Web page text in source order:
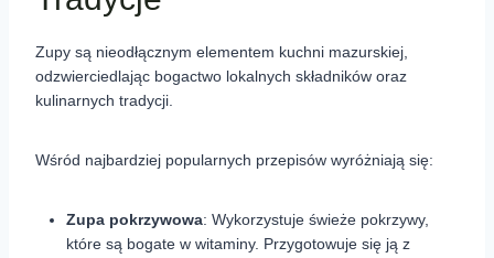
Zupy są nieodłącznym elementem kuchni mazurskiej,
odzwierciedlając bogactwo lokalnych składników oraz
kulinarnych tradycji.
Wśród najbardziej popularnych przepisów wyróżniają się:
Zupa pokrzywowa: Wykorzystuje świeże pokrzywy,
które są bogate w witaminy. Przygotowuje się ją z